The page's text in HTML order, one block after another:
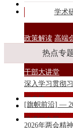
商务合作
政策解读 高端
干部大讲堂
联系我们
学术
热点专
深入学习贯彻
想专题
[旗帜前沿] —
势课程专题
2026年两会精